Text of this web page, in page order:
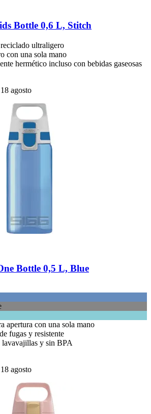
Bottle 0,6 L, Stitch
ultraligero
con una sola mano
hermético incluso con bebidas gaseosas
agosto
Bottle 0,5 L, Blue
apertura con una sola mano
fugas y resistente
lavavajillas y sin BPA
agosto